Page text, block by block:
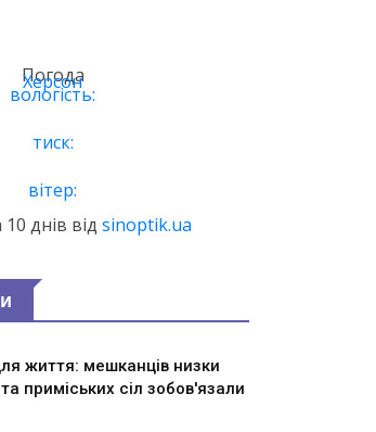
Погода
Херсон
вологість:
тиск:
вітер:
днів від sinoptik.ua
життя: мешканців низки
приміських сіл зобов'язали